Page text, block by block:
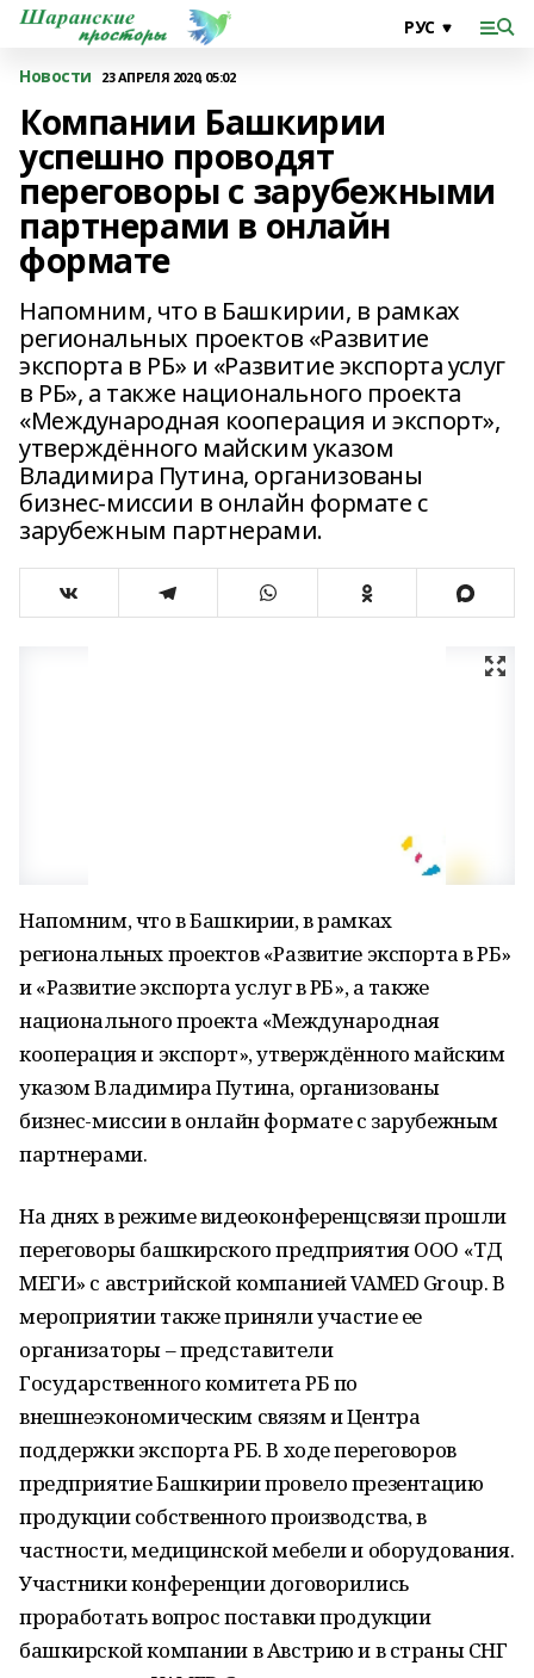
Новости 23 АПРЕЛЯ 2020, 05:02
Компании Башкирии
успешно проводят
переговоры с зарубежными
партнерами в онлайн
формате
Напомним, что в Башкирии, в рамках
региональных проектов «Развитие
экспорта в РБ» и «Развитие экспорта услуг
в РБ», а также национального проекта
«Международная кооперация и экспорт»,
утверждённого майским указом
Владимира Путина, организованы
бизнес-миссии в онлайн формате с
зарубежным партнерами.
Напомним, что в Башкирии, в рамках
региональных проектов «Развитие экспорта в РБ»
и «Развитие экспорта услуг в РБ», а также
национального проекта «Международная
кооперация и экспорт», утверждённого майским
указом Владимира Путина, организованы
бизнес-миссии в онлайн формате с зарубежным
партнерами.
На днях в режиме видеоконференцсвязи прошли
переговоры башкирского предприятия ООО «ТД
МЕГИ» с австрийской компанией VAMED Group. В
мероприятии также приняли участие ее
организаторы – представители
Государственного комитета РБ по
внешнеэкономическим связям и Центра
поддержки экспорта РБ. В ходе переговоров
предприятие Башкирии провело презентацию
продукции собственного производства, в
частности, медицинской мебели и оборудования.
Участники конференции договорились
проработать вопрос поставки продукции
башкирской компании в Австрию и в страны СНГ